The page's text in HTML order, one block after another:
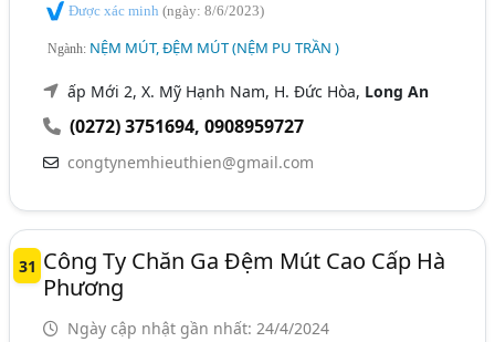
Được xác minh(ngày: 8/6/2023)
Ngành: NỆM MÚT, ĐỆM MÚT (NỆM PU TRẦN )
ấp Mới 2, X. Mỹ Hạnh Nam, H. Đức Hòa, Long An
(0272) 3751694,0908959727
congtynemhieuthien@gmail.com
31 Công Ty Chăn Ga Đệm Mút Cao Cấp Hà
Phương
Ngày cập nhật gần nhất: 24/4/2024